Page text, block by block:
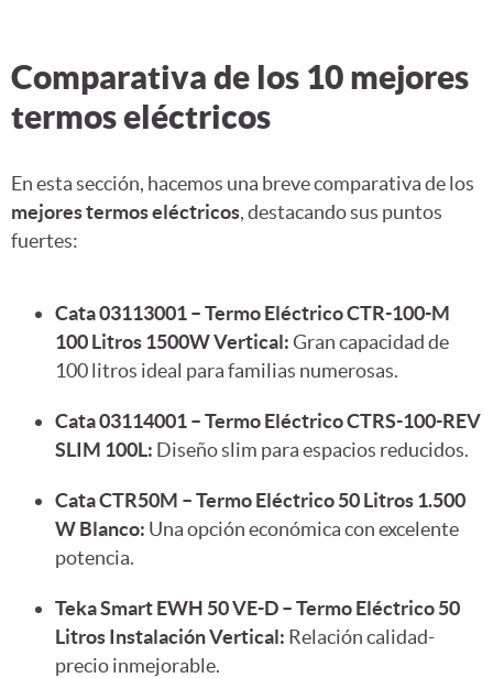
Comparativa de los 10 mejores
termos eléctricos
En esta sección, hacemos una breve comparativa de los
mejores termos eléctricos, destacando sus puntos
fuertes:
Cata 03113001 – Termo Eléctrico CTR-100-M
100 Litros 1500W Vertical:Gran capacidad de
100 litros ideal para familias numerosas.
Cata 03114001 – Termo Eléctrico CTRS-100-REV
SLIM 100L: Diseño slim para espacios reducidos.
Cata CTR50M – Termo Eléctrico 50 Litros 1.500
W Blanco: Una opción económica con excelente
potencia.
Teka Smart EWH 50 VE-D – Termo Eléctrico 50
Litros Instalación Vertical: Relación calidad-
precio inmejorable.